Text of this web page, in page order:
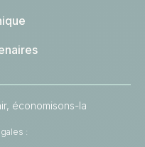
économisons-la
: